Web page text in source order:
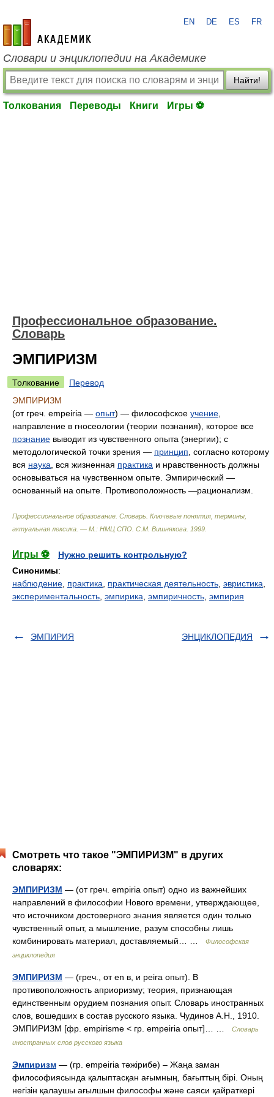
academic.ru
EN DE ES FR
Словари и энциклопедии на Академике
Найти!
Толкования Переводы Книги Игры ⚽
Профессиональное образование.
Словарь
ЭМПИРИЗМ
Толкование
Перевод
ЭМПИРИЗМ
(от греч. empeiria — опыт) — философское учение
направление в гносеологии (теории познания), которое все
познание выводит из чувственного опыта (энергии); с
методологической точки зрения — принцип , согласно которому
вся наука , вся жизненная практика и нравственность должны
основываться на чувственном опыте. Эмпирический —
основанный на опыте. Противоположность —рационализм.
Профессиональное образование. Словарь. Ключевые понятия, термины,
актуальная лексика. — М.: НМЦ СПО С.М. Вишнякова 1999
Игры ⚽
Нужно решить контрольную?
Синонимы:
наблюдение практика практическая деятельность эвристика
экспериментальность эмпирика эмпиричность эмпирия
ЭМПИРИЯ ЭНЦИКЛОПЕДИЯ
Смотреть что такое "ЭМПИРИЗМ" в других
словарях:
ЭМПИРИЗМ — (от греч. empiria опыт) одно из важнейших
направлений в философии Нового времени, утверждающее,
что источником достоверного знания является один только
чувственный опыт, а мышление, разум способны лишь
комбинировать материал, доставляемый… …
Философская
энциклопедия
ЭМПИРИЗМ — (греч., от en в, и peira опыт). В
противоположность априоризму; теория, признающая
единственным орудием познания опыт. Словарь иностранных
слов, вошедших в состав русского языка. Чудинов А.Н., 1910.
ЭМПИРИЗМ [фр. empirisme < гр. empeiria опыт]… …
Словарь
иностранных слов русского языка
Эмпиризм — (гр. еmpeiria тәжірибе) – Жаңа заман
философиясында қалыптасқан ағымның, бағыттың бірі. Оның
негізін қалаушы ағылшын философы және саяси қайраткері